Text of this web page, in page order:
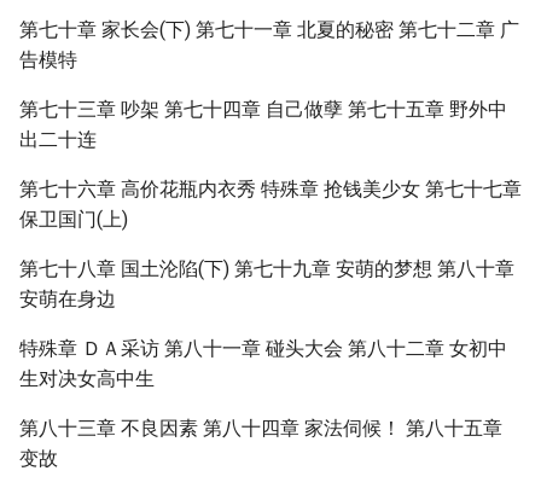
第七十章 家长会(下) 第七十一章 北夏的秘密 第七十二章 广
告模特
第七十三章 吵架 第七十四章 自己做孽 第七十五章 野外中
出二十连
第七十六章 高价花瓶内衣秀 特殊章 抢钱美少女 第七十七章
保卫国门(上)
第七十八章 国土沦陷(下) 第七十九章 安萌的梦想 第八十章
安萌在身边
特殊章 ＤＡ采访 第八十一章 碰头大会 第八十二章 女初中
生对决女高中生
第八十三章 不良因素 第八十四章 家法伺候！ 第八十五章
变故